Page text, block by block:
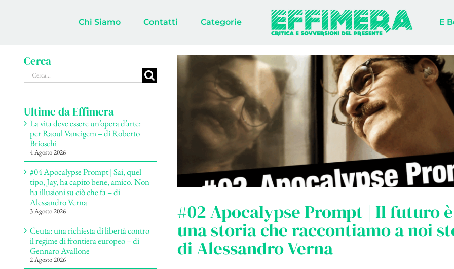
Chi Siamo Contatti Categorie E
#02 Apocalypse Prompt | Il futuro
una storia che raccontiamo a noi
di Alessandro Verna
Cerca
Cerca
per:
Ultime da Effimera
La vita deve essere un’opera d’arte:
per Raoul Vaneigem – di Roberto
Brioschi
4 Agosto 2026
#04 Apocalypse Prompt | Sai, quel
tipo, Jay, ha capito bene, amico. Non
ha illusioni su ciò che fa – di
Alessandro Verna
3 Agosto 2026
Ceuta: una richiesta di libertà contro
il regime di frontiera europeo – di
Gennaro Avallone
2 Agosto 2026